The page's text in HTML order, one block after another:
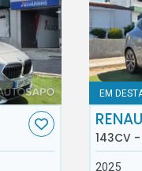
EM
143CV -
2025